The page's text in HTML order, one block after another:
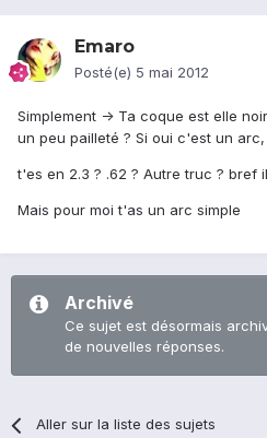
Emaro
Posté(e) 5 mai 2012
Simplement -> Ta coque est elle
un peu pailleté ? Si oui c'est un
t'es en 2.3 ? .62 ? Autre truc ? bref
Mais pour moi t'as un arc simple
Archivé
Ce sujet est désormais
de nouvelles réponses.
Aller sur la liste des sujets